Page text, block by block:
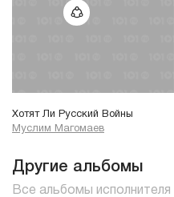
Хотят Ли Русский Войны
Муслим Магомаев
Другие альбомы
Все альбомы исполнителя